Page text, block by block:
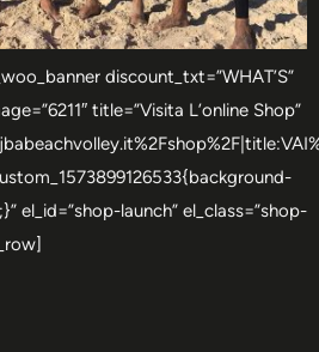
discount_txt=”WHAT’S”
title=”Visita L’online Shop”
el_id=”shop-launch” el_class=”shop-